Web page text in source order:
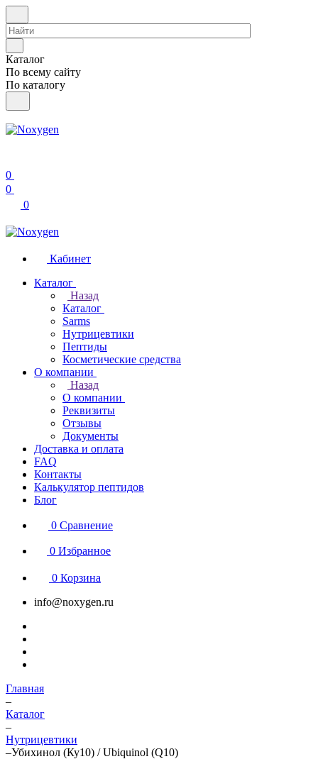
Каталог
По всему сайту
По каталогу
0
0
0
Кабинет
Каталог
Назад
Каталог
Sarms
Нутрицевтики
Пептиды
Косметические средства
О компании
Назад
О компании
Реквизиты
Отзывы
Документы
Доставка и оплата
FAQ
Контакты
Калькулятор пептидов
Блог
0 Сравнение
0 Избранное
0 Корзина
info@noxygen.ru
Главная
–
Каталог
–
Нутрицевтики
–Убихинол (Ку10) / Ubiquinol (Q10)